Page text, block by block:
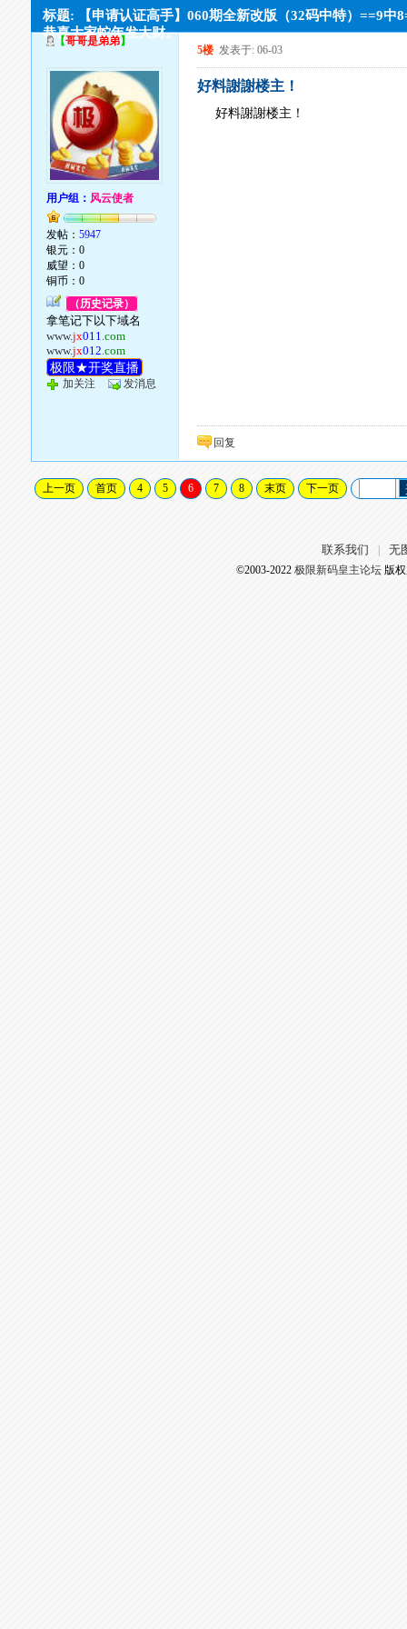
标题: 【申请认证高手】060期全新改版（32码中特）==9中
恭喜大家蛇年发大财。
【哥哥是弟弟】
用户组： 风云使者
发帖：5947
银元：0
威望：0
铜币：0
（历史记录）
拿笔记下以下域名
www.jx011.com
www.jx012.com
极限★开奖直播
加关注 发消息
5楼 发表于: 06-03
好料謝謝楼主！
好料謝謝楼主！
回复
上一页 首页 4 5 6 7 8 末页 下一页
联系我们 无
©2003-2022 极限新码皇主论坛版权